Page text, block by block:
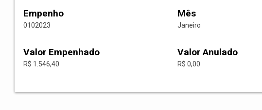
Empenho
0102023
Mês
Janeiro
Valor Empenhado
R$ 1.546,40
Valor Anulado
R$ 0,00